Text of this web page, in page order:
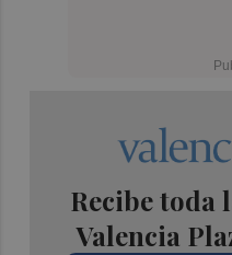
Recibe toda
Valencia